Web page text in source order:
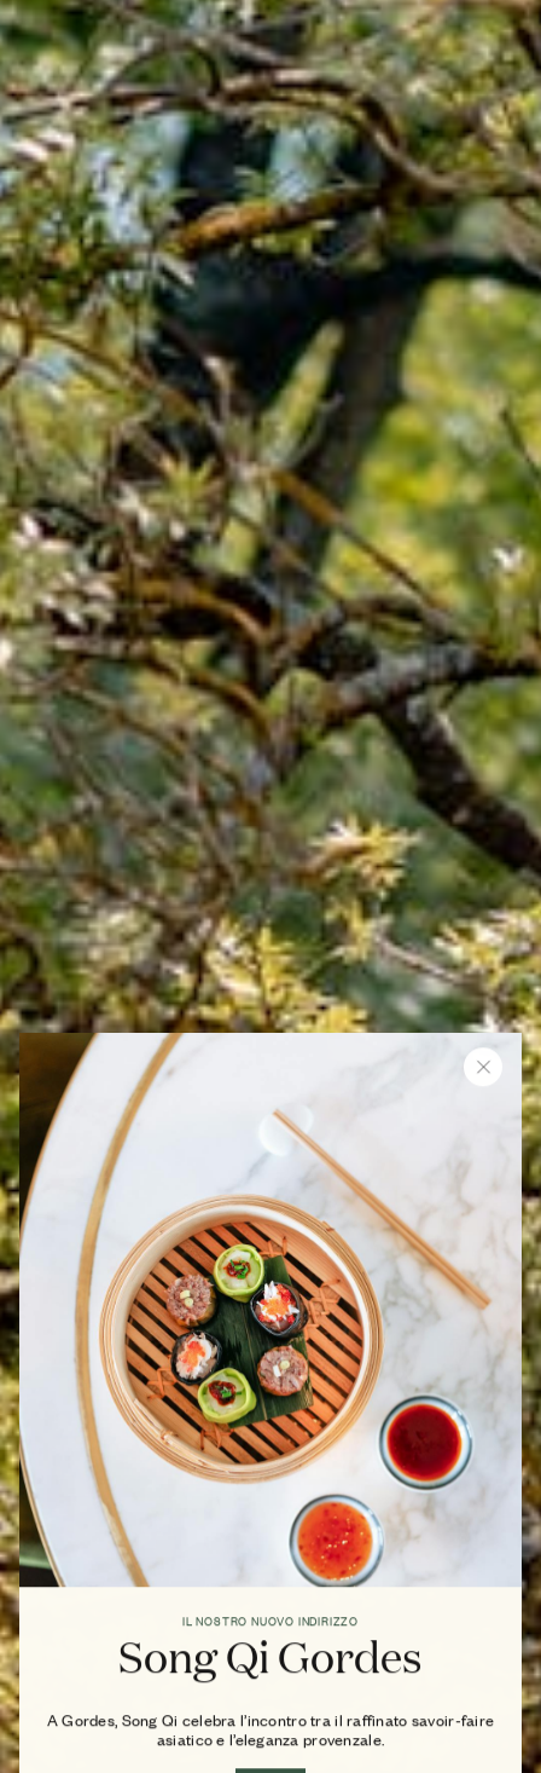
IL NOSTRO NUOVO INDIRIZZO
Song Qi Gordes
A Gordes, Song Qi celebra l’incontro tra il raffinato savoir-faire
asiatico e l’eleganza provenzale.